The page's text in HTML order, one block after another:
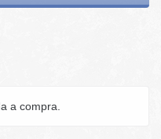
a compra.